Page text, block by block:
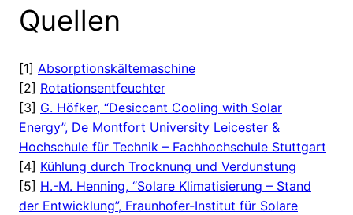
Quellen
[1] Absorptionskältemaschine
[2] Rotationsentfeuchter
[3] G. Höfker, “Desiccant Cooling with Solar
Energy”, De Montfort University Leicester &
Hochschule für Technik – Fachhochschule Stuttgart
[4] Kühlung durch Trocknung und Verdunstung
[5] H.-M. Henning, “Solare Klimatisierung – Stand
der Entwicklung”, Fraunhofer-Institut für Solare